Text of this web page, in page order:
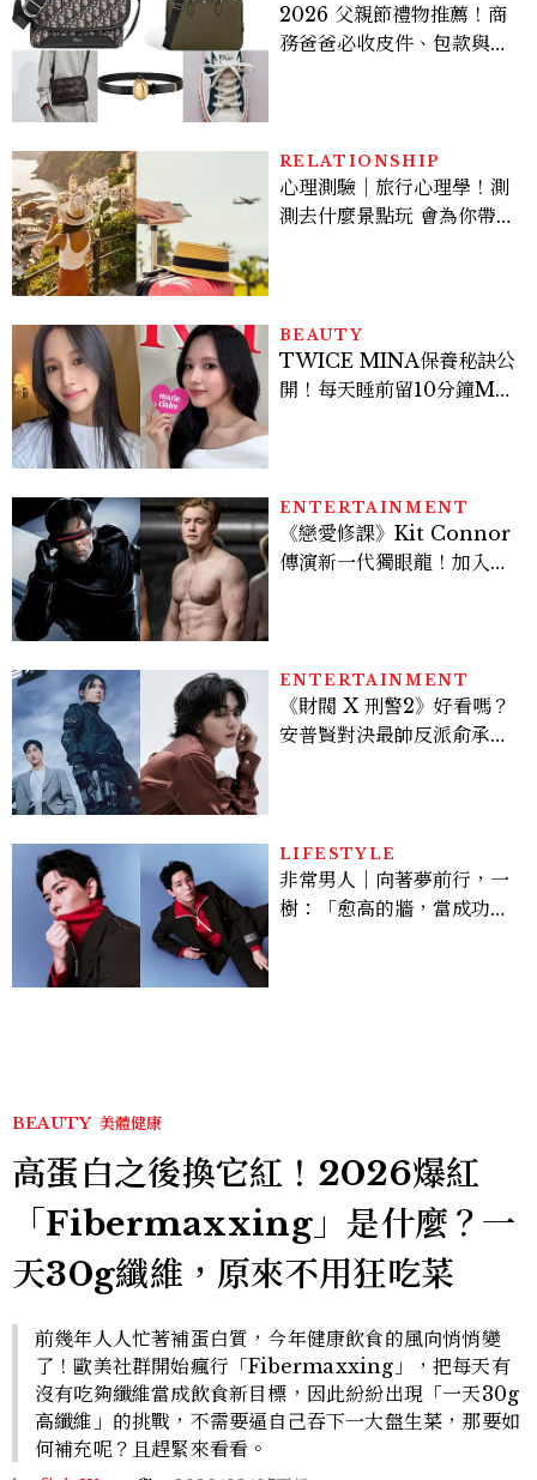
2026 父親節禮物推薦！商
務爸爸必收皮件、包款與鞋
RELATIONSHIP
心理測驗｜旅行心理學！測
測去什麼景點玩 會為你帶來
BEAUTY
TWICE MINA保養秘訣公
開！每天睡前留10分鐘ME
ENTERTAINMENT
《戀愛修課》Kit Connor
傳演新一代獨眼龍！加入新
ENTERTAINMENT
《財閥 X 刑警2》好看嗎？
安普賢對決最帥反派俞承
多大？
LIFESTYLE
非常男人｜向著夢前行，一
樹：「愈高的牆，當成功爬
BEAUTY 美體健康
高蛋白之後換它紅！2026爆紅
「Fibermaxxing」是什麼？一
天30g纖維，原來不用狂吃菜
前幾年人人忙著補蛋白質，今年健康飲食的風向悄悄變
了！歐美社群開始瘋行「Fibermaxxing」，把每天有
沒有吃夠纖維當成飲食新目標，因此紛紛出現「一天30g
高纖維」的挑戰，不需要逼自己吞下一大盤生菜，那要如
何補充呢？且趕緊來看看。